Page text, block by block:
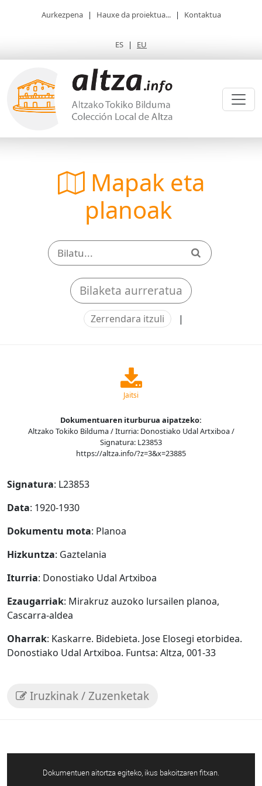
Aurkezpena | Hauxe da proiektua... | Kontaktua
ES | EU
Mapak eta
planoak
Bilaketa aurreratua
Zerrendara itzuli |
Jaitsi
Dokumentuaren iturburua aipatzeko:
Altzako Tokiko Bilduma / Iturria: Donostiako Udal Artxiboa /
Signatura: L23853
https://altza.info/?z=3&x=23885
Signatura: L23853
Data: 1920-1930
Dokumentu mota: Planoa
Hizkuntza: Gaztelania
Iturria: Donostiako Udal Artxiboa
Ezaugarriak: Mirakruz auzoko lursailen planoa,
Cascarra-aldea
Oharrak: Kaskarre. Bidebieta. Jose Elosegi etorbidea.
Donostiako Udal Artxiboa. Funtsa: Altza, 001-33
Iruzkinak / Zuzenketak
Dokumentuen aitortza egiteko, ikus bakoitzaren fitxan.